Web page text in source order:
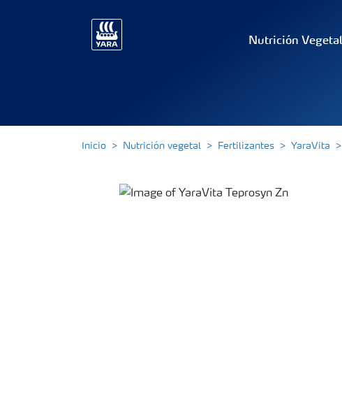
Nutrición Vegetal
Inicio Nutrición vegetal Fertilizantes YaraVita